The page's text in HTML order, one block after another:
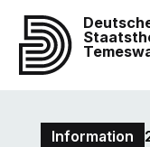
Information